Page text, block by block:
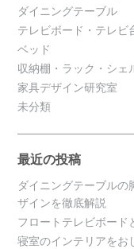
ダイニングテーブル
テレビボード・テレビ
ベッド
収納棚・ラック・シェ
家具デザイン研究室
未分類
最近の投稿
ダイニングテーブルの
ザインを徹底解説
フロートテレビボード
寝室のインテリアをお